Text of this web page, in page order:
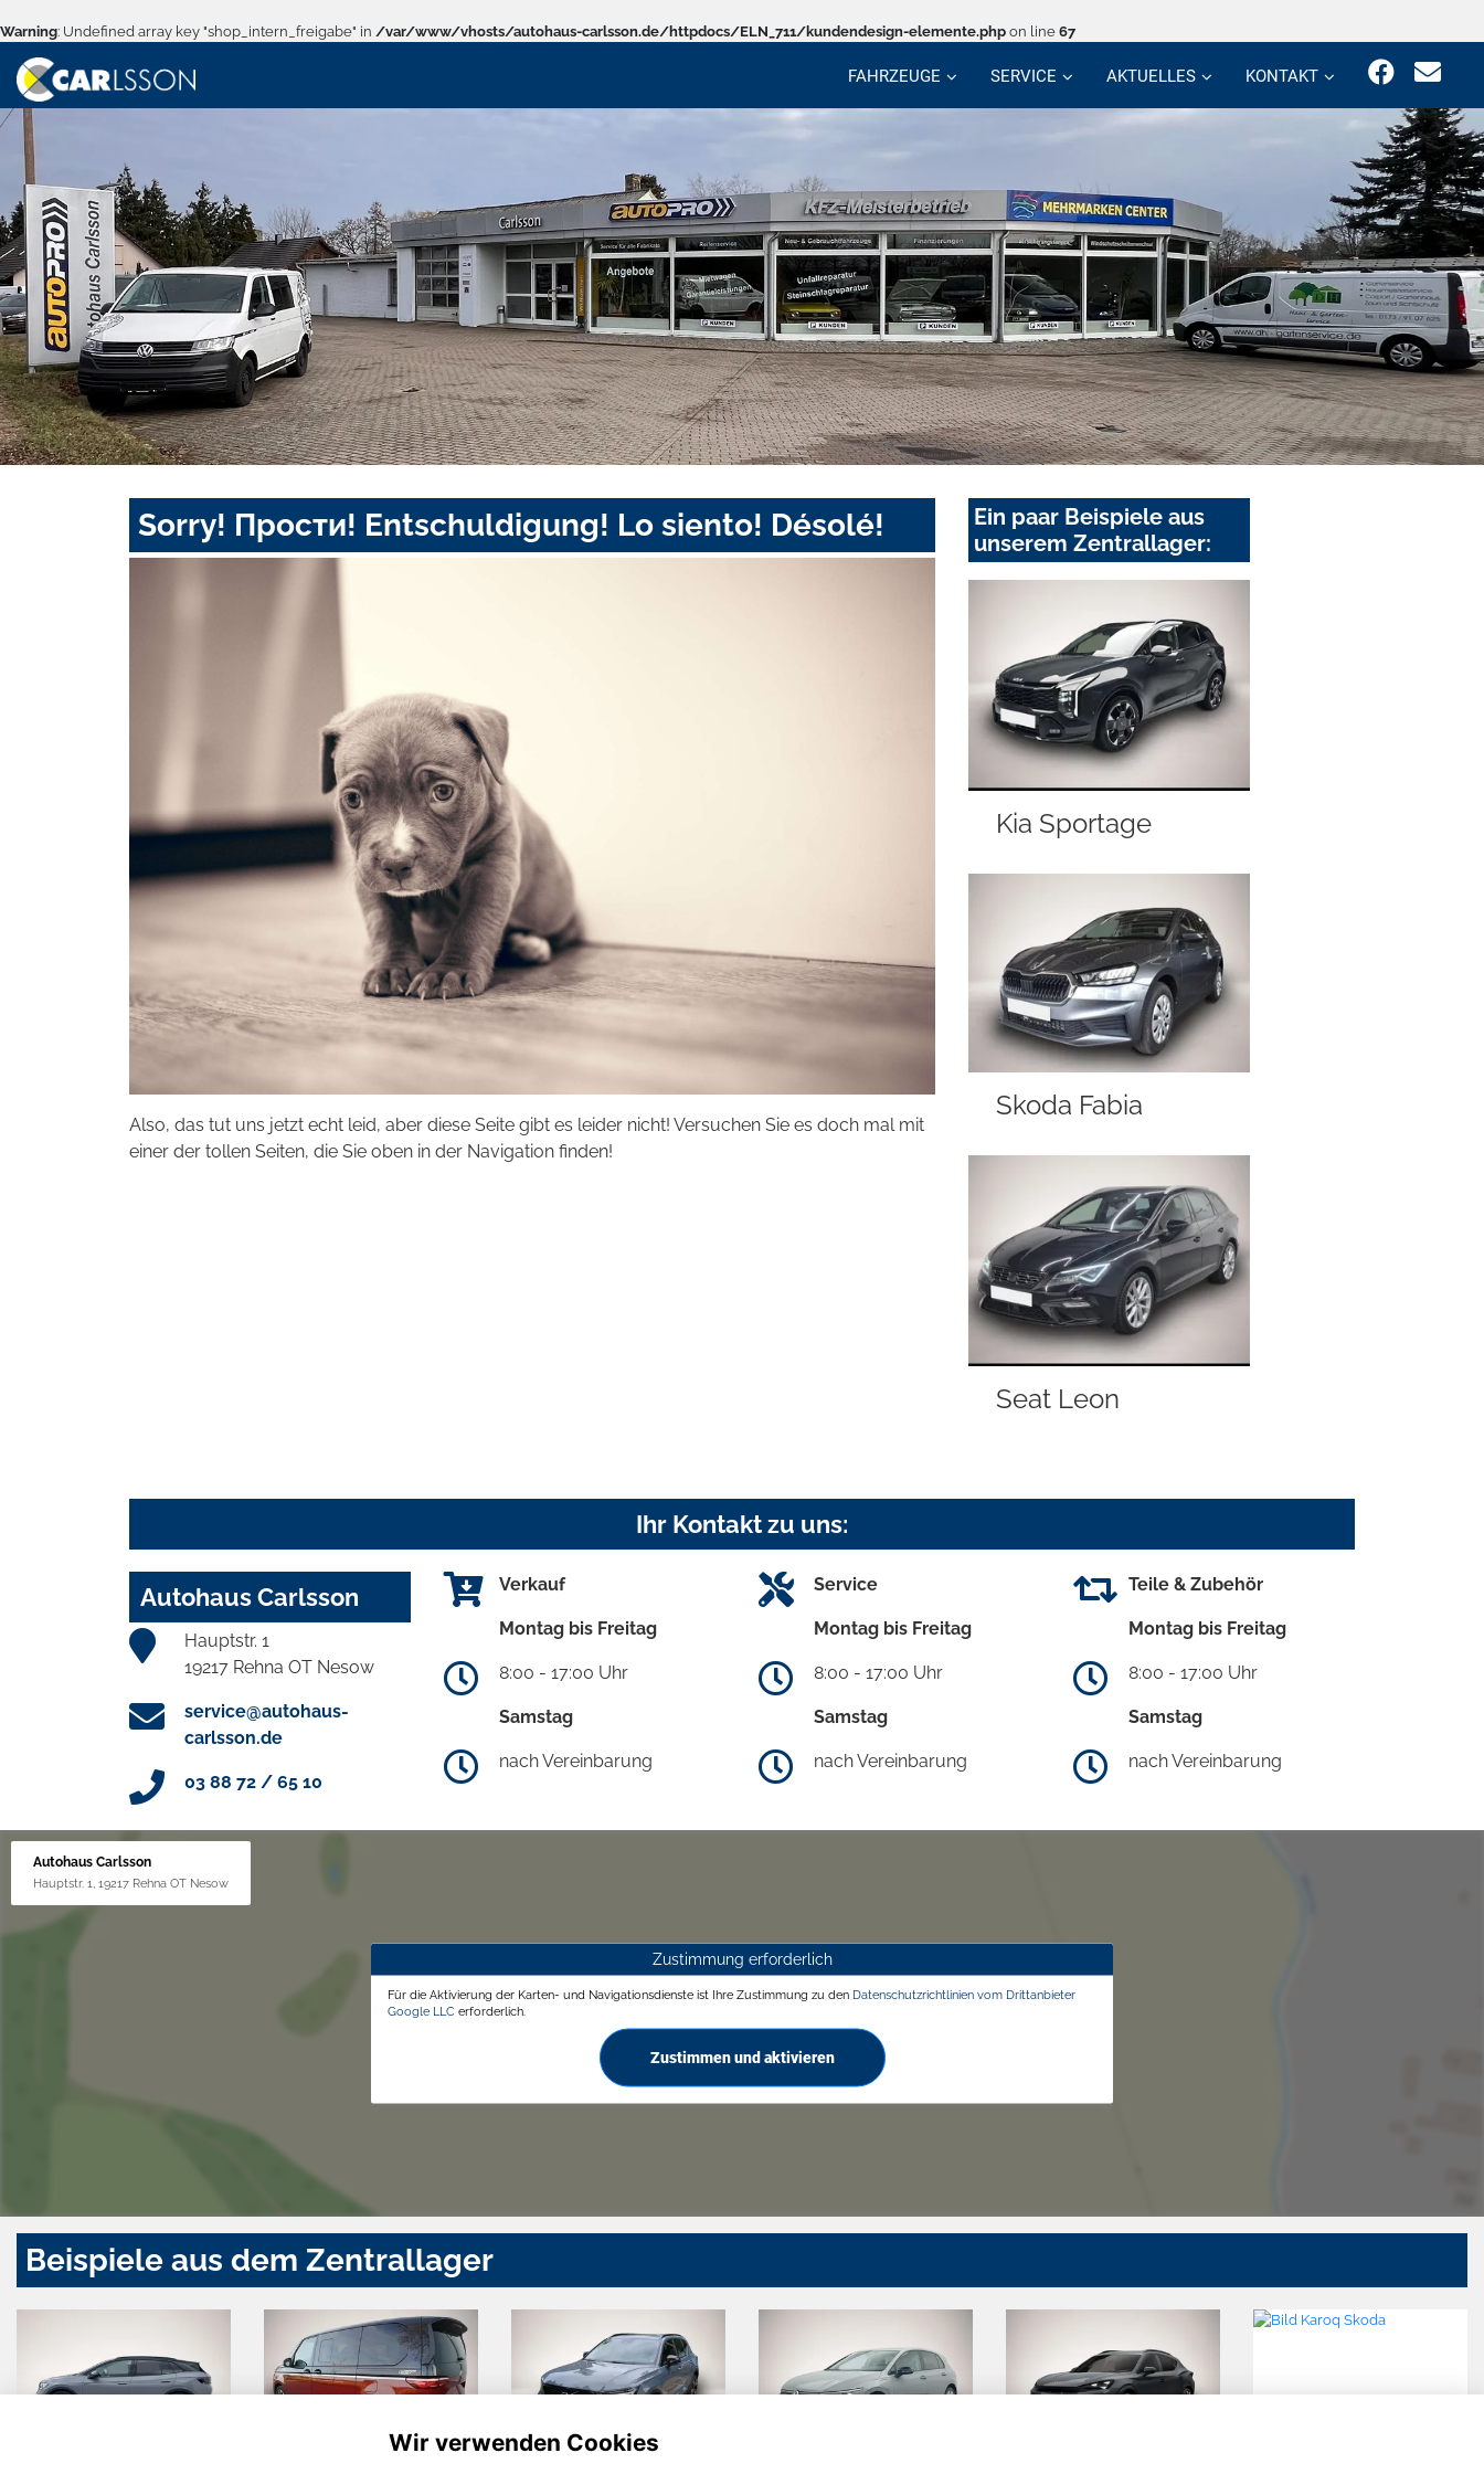
Warning: Undefined array key "shop_intern_freigabe" in /var/www/vhosts/autohaus-carlsson.de/httpdocs/ELN_711/kundendesign-elemente.php on line 67
FAHRZEUGE SERVICE AKTUELLES KONTAKT
Sorry! Прости! Entschuldigung! Lo siento! Désolé!
Also, das tut uns jetzt echt leid, aber diese Seite gibt es leider nicht! Versuchen Sie es doch mal mit
einer der tollen Seiten, die Sie oben in der Navigation finden!
Ein paar Beispiele aus
unserem Zentrallager:
Kia Sportage
Skoda Fabia
Seat Leon
Ihr Kontakt zu uns:
Autohaus Carlsson
Hauptstr. 1
19217 Rehna OT Nesow
service@autohaus-
carlsson.de
03 88 72 / 65 10
Verkauf
Montag bis Freitag
8:00 - 17:00 Uhr
Samstag
nach Vereinbarung
Service
Montag bis Freitag
8:00 - 17:00 Uhr
Samstag
nach Vereinbarung
Teile & Zubehör
Montag bis Freitag
8:00 - 17:00 Uhr
Samstag
nach Vereinbarung
Autohaus Carlsson
Hauptstr. 1, 19217 Rehna OT Nesow
Zustimmung erforderlich
Für die Aktivierung der Karten- und Navigationsdienste ist Ihre Zustimmung zu den Datenschutzrichtlinien vom Drittanbieter
Google LLC erforderlich.
Zustimmen und aktivieren
Beispiele aus dem Zentrallager
Wir verwenden Cookies